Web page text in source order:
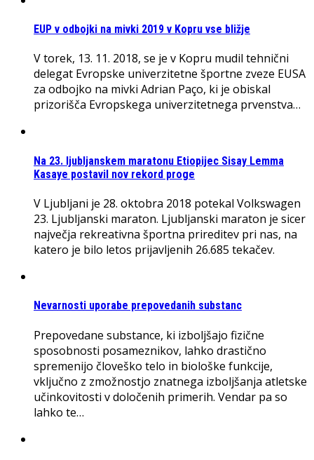
EUP v odbojki na mivki 2019 v Kopru vse bližje
V torek, 13. 11. 2018, se je v Kopru mudil tehnični
delegat Evropske univerzitetne športne zveze EUSA
za odbojko na mivki Adrian Paço, ki je obiskal
prizorišča Evropskega univerzitetnega prvenstva…
Na 23. ljubljanskem maratonu Etiopijec Sisay Lemma
Kasaye postavil nov rekord proge
V Ljubljani je 28. oktobra 2018 potekal Volkswagen
23. Ljubljanski maraton. Ljubljanski maraton je sicer
največja rekreativna športna prireditev pri nas, na
katero je bilo letos prijavljenih 26.685 tekačev.
Nevarnosti uporabe prepovedanih substanc
Prepovedane substance, ki izboljšajo fizične
sposobnosti posameznikov, lahko drastično
spremenijo človeško telo in biološke funkcije,
vključno z zmožnostjo znatnega izboljšanja atletske
učinkovitosti v določenih primerih. Vendar pa so
lahko te…